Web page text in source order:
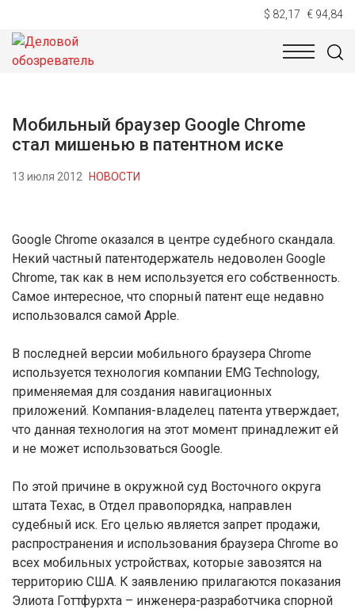
$ 82,17 € 94,84
НОВОСТИ
Мобильный браузер Google Chrome
стал мишенью в патентном иске
13 июля 2012 НОВОСТИ
Google Chrome оказался в центре судебного скандала.
Некий частный патентодержатель недоволен Google
Chrome, так как в нем используется его собственность.
Самое интересное, что спорный патент еще недавно
использовался самой Apple.
В последней версии мобильного браузера Chrome
используется технология компании EMG Technology,
применяемая для создания навигационных
приложений. Компания-владелец патента утверждает,
что данная технология на этот момент принадлежит ей
и не может использоваться Google.
По этой причине в окружной суд Восточного округа
штата Техас, в Отдел правопорядка, направлен
судебный иск. Его целью является запрет продажи,
распространения и использования браузера Chrome во
всех мобильных устройствах, которые завозятся на
территорию США. К заявлению прилагаются показания
Элиота Готтфурхта – инженера-разработчика спорной